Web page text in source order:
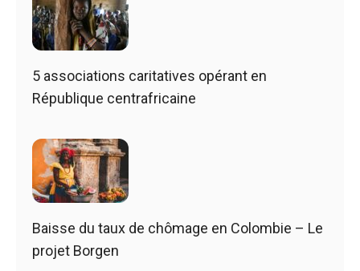
5 associations caritatives opérant en
République centrafricaine
Baisse du taux de chômage en Colombie – Le
projet Borgen